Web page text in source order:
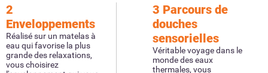
2
Enveloppements
Réalisé sur un matelas à
eau qui favorise la plus
grande des relaxations,
vous choisirez
3 Parcours de
douches
sensorielles
Véritable voyage dans le
monde des eaux
thermales, vous